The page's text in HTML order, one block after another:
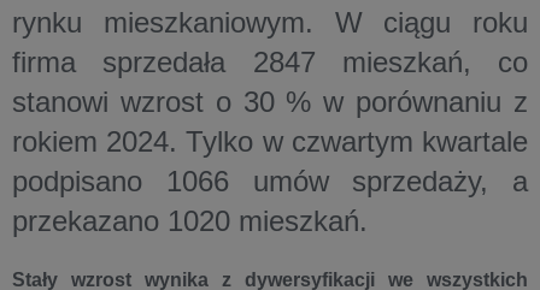
rynku mieszkaniowym. W ciągu roku
firma sprzedała 2847 mieszkań, co
stanowi wzrost o 30 % w porównaniu z
rokiem 2024. Tylko w czwartym kwartale
podpisano 1066 umów sprzedaży, a
przekazano 1020 mieszkań.
Stały wzrost wynika z dywersyfikacji we wszystkich